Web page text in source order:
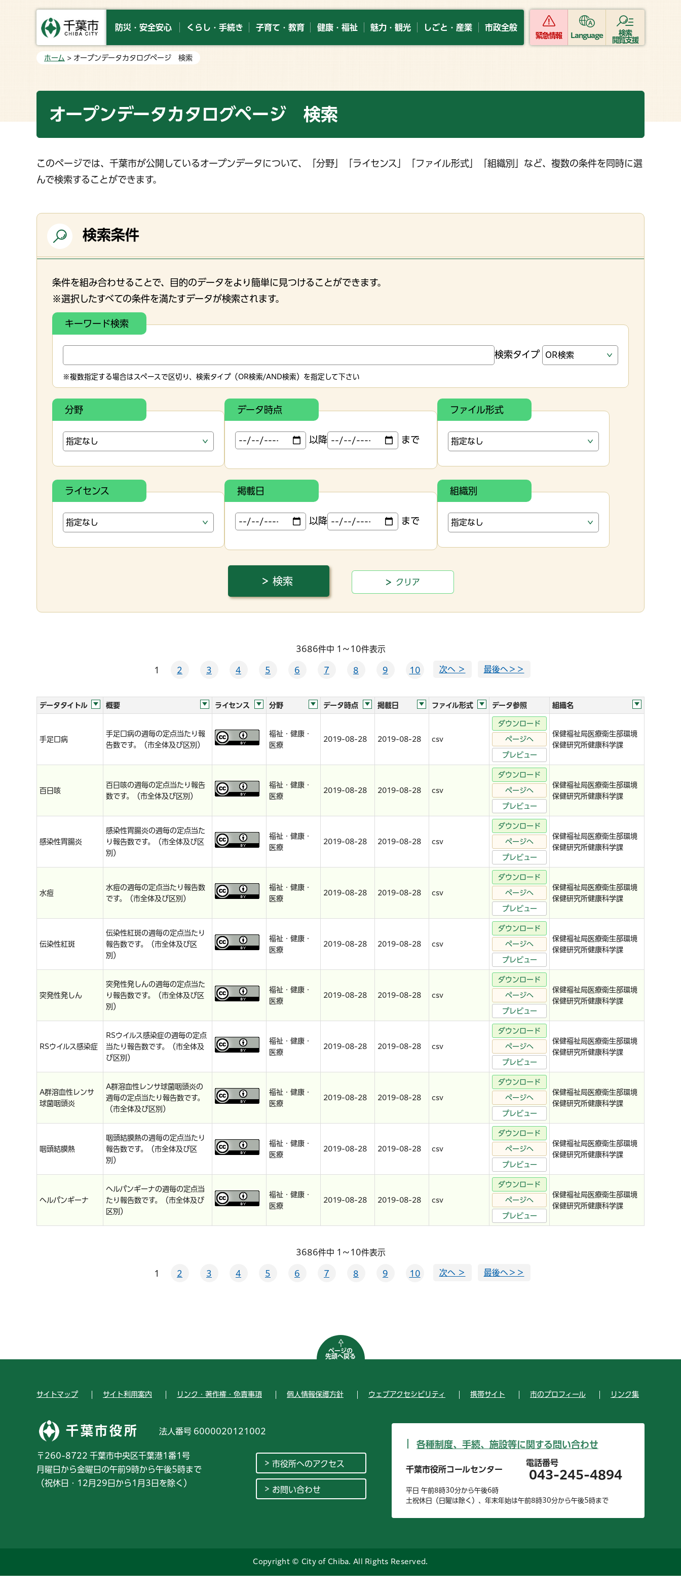
防災・安全安心 くらし・手続き 子育て・教育 健康・福祉 魅力・観光 しごと・産業 市政全般
緊急情報 Language
検索
閲覧支援
ホーム > オープンデータカタログページ 検索
オープンデータカタログページ 検索
このページでは、千葉市が公開しているオープンデータについて、「分野」「ライセンス」「ファイル形式」「組織別」など、複数の条件を同時に選
んで検索することができます。
検索条件
条件を組み合わせることで、目的のデータをより簡単に見つけることができます。
※選択したすべての条件を満たすデータが検索されます。
キーワード検索
検索タイプ
※複数指定する場合はスペースで区切り、検索タイプ（OR検索/AND検索）を指定して下さい
分野 データ時点
以降 まで
ファイル形式
ライセンス 掲載日
以降 まで
組織別
3686件中 1～10件表示
1 2 3 4 5 6 7 8 9 10 次へ ＞ 最後へ＞＞
データタイトル 概要 ライセンス 分野 データ時点 掲載日 ファイル形式 データ参照 組織名
手足口病
手足口病の週毎の定点当たり報
告数です。（市全体及び区別）
福祉・健康・
医療
2019-08-28 2019-08-28 csv
ダウンロード
ページへ
プレビュー
保健福祉局医療衛生部環境
保健研究所健康科学課
百日咳
百日咳の週毎の定点当たり報告
数です。（市全体及び区別）
福祉・健康・
医療
2019-08-28 2019-08-28 csv
ダウンロード
ページへ
プレビュー
保健福祉局医療衛生部環境
保健研究所健康科学課
感染性胃腸炎
感染性胃腸炎の週毎の定点当た
り報告数です。（市全体及び区
別）
福祉・健康・
医療
2019-08-28 2019-08-28 csv
ダウンロード
ページへ
プレビュー
保健福祉局医療衛生部環境
保健研究所健康科学課
水痘
水痘の週毎の定点当たり報告数
です。（市全体及び区別）
福祉・健康・
医療
2019-08-28 2019-08-28 csv
ダウンロード
ページへ
プレビュー
保健福祉局医療衛生部環境
保健研究所健康科学課
伝染性紅斑
伝染性紅斑の週毎の定点当たり
報告数です。（市全体及び区
別）
福祉・健康・
医療
2019-08-28 2019-08-28 csv
ダウンロード
ページへ
プレビュー
保健福祉局医療衛生部環境
保健研究所健康科学課
突発性発しん
突発性発しんの週毎の定点当た
り報告数です。（市全体及び区
別）
福祉・健康・
医療
2019-08-28 2019-08-28 csv
ダウンロード
ページへ
プレビュー
保健福祉局医療衛生部環境
保健研究所健康科学課
RSウイルス感染症
RSウイルス感染症の週毎の定点
当たり報告数です。（市全体及
び区別）
福祉・健康・
医療
2019-08-28 2019-08-28 csv
ダウンロード
ページへ
プレビュー
保健福祉局医療衛生部環境
保健研究所健康科学課
A群溶血性レンサ
球菌咽頭炎
A群溶血性レンサ球菌咽頭炎の
週毎の定点当たり報告数です。
（市全体及び区別）
福祉・健康・
医療
2019-08-28 2019-08-28 csv
ダウンロード
ページへ
プレビュー
保健福祉局医療衛生部環境
保健研究所健康科学課
咽頭結膜熱
咽頭結膜熱の週毎の定点当たり
報告数です。（市全体及び区
別）
福祉・健康・
医療
2019-08-28 2019-08-28 csv
ダウンロード
ページへ
プレビュー
保健福祉局医療衛生部環境
保健研究所健康科学課
ヘルパンギーナ
ヘルパンギーナの週毎の定点当
たり報告数です。（市全体及び
区別）
福祉・健康・
医療
2019-08-28 2019-08-28 csv
ダウンロード
ページへ
プレビュー
保健福祉局医療衛生部環境
保健研究所健康科学課
3686件中 1～10件表示
1 2 3 4 5 6 7 8 9 10 次へ ＞ 最後へ＞＞
ページの
先頭へ戻る
サイトマップ サイト利用案内 リンク・著作権・免責事項 個人情報保護方針 ウェブアクセシビリティ 携帯サイト 市のプロフィール リンク集
千葉市役所 法人番号 6000020121002
〒260-8722 千葉市中央区千葉港1番1号
月曜日から金曜日の午前9時から午後5時まで
（祝休日・12月29日から1月3日を除く）
市役所へのアクセス
お問い合わせ
各種制度、手続、施設等に関する問い合わせ
千葉市役所コールセンター
電話番号
043-245-4894
平日 午前8時30分から午後6時
土祝休日（日曜は除く）、年末年始は午前8時30分から午後5時まで
Copyright © City of Chiba. All Rights Reserved.